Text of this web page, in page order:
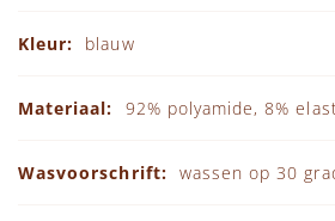
blauw
92% polyamide, 8%
wassen op 30